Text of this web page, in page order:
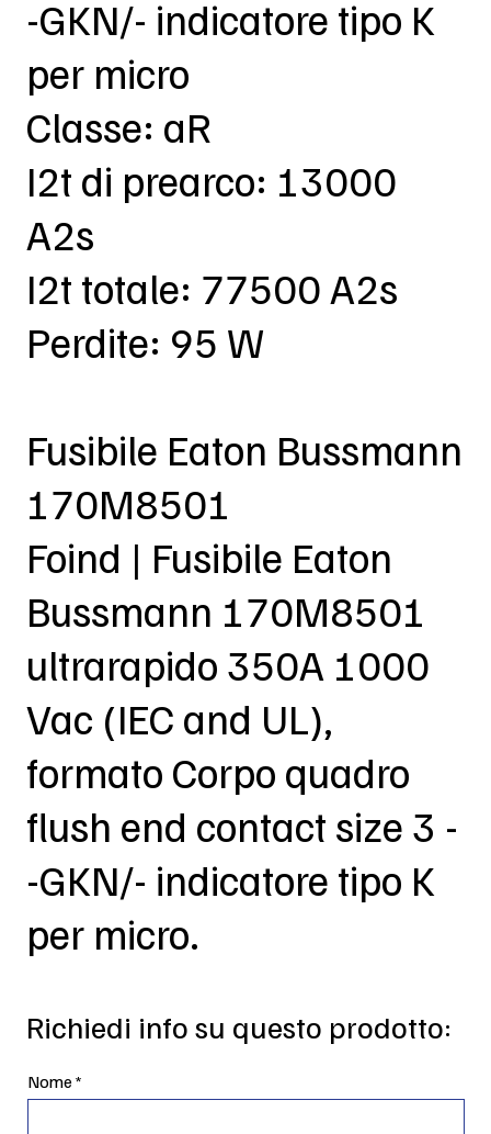
-GKN/- indicatore tipo K
per micro
Classe: aR
I2t di prearco: 13000
A2s
I2t totale: 77500 A2s
Perdite: 95 W
Fusibile Eaton Bussmann
170M8501
Foind | Fusibile Eaton
Bussmann 170M8501
ultrarapido 350A 1000
Vac (IEC and UL),
formato Corpo quadro
flush end contact size 3 -
-GKN/- indicatore tipo K
per micro.
Richiedi info su questo prodotto:
Nome